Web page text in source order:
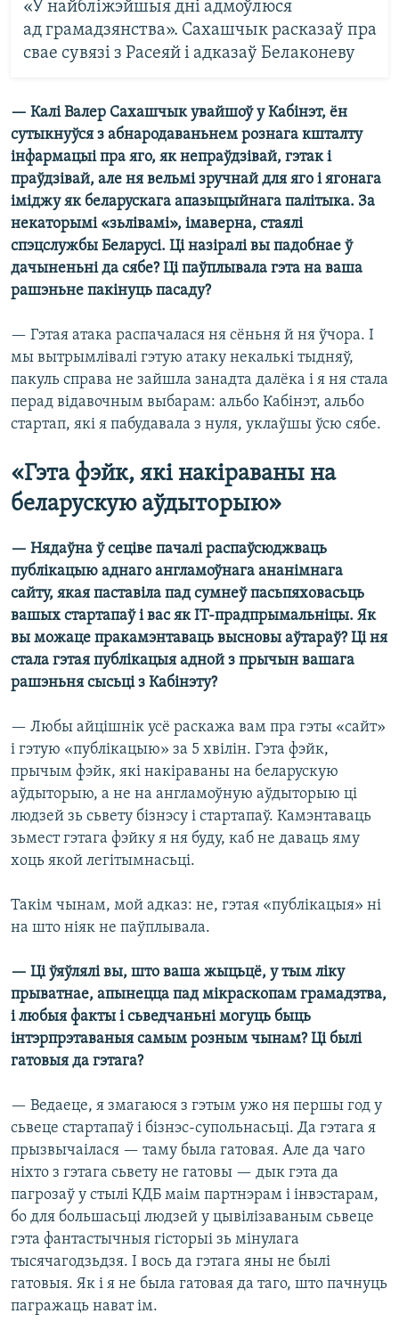
«У найбліжэйшыя дні адмоўлюся
ад грамадзянства». Сахашчык расказаў пра
свае сувязі з Расеяй і адказаў Белаконеву
— Калі Валер Сахашчык увайшоў у Кабінэт, ён
сутыкнуўся з абнародаваньнем рознага кшталту
інфармацыі пра яго, як непраўдзівай, гэтак і
праўдзівай, але ня вельмі зручнай для яго і ягонага
іміджу як беларускага апазыцыйнага палітыка. За
некаторымі «зьлівамі», імаверна, стаялі
спэцслужбы Беларусі. Ці назіралі вы падобнае ў
дачыненьні да сябе? Ці паўплывала гэта на ваша
рашэньне пакінуць пасаду?
— Гэтая атака распачалася ня сёньня й ня ўчора. І
мы вытрымлівалі гэтую атаку некалькі тыдняў,
пакуль справа не зайшла занадта далёка і я ня стала
перад відавочным выбарам: альбо Кабінэт, альбо
стартап, які я пабудавала з нуля, уклаўшы ўсю сябе.
«Гэта фэйк, які накіраваны на
беларускую аўдыторыю»
— Нядаўна ў сеціве пачалі распаўсюджваць
публікацыю аднаго англамоўнага ананімнага
сайту, якая паставіла пад сумнеў пасьпяховасьць
вашых стартапаў і вас як ІТ-прадпрымальніцы. Як
вы можаце пракамэнтаваць высновы аўтараў? Ці ня
стала гэтая публікацыя адной з прычын вашага
рашэньня сысьці з Кабінэту?
— Любы айцішнік усё раскажа вам пра гэты «сайт»
і гэтую «публікацыю» за 5 хвілін. Гэта фэйк,
прычым фэйк, які накіраваны на беларускую
аўдыторыю, а не на англамоўную аўдыторыю ці
людзей зь сьвету бізнэсу і стартапаў. Камэнтаваць
зьмест гэтага фэйку я ня буду, каб не даваць яму
хоць якой легітымнасьці.
Такім чынам, мой адказ: не, гэтая «публікацыя» ні
на што ніяк не паўплывала.
— Ці ўяўлялі вы, што ваша жыцьцё, у тым ліку
прыватнае, апынецца пад мікраскопам грамадзтва,
і любыя факты і сьведчаньні могуць быць
інтэрпрэтаваныя самым розным чынам? Ці былі
гатовыя да гэтага?
— Ведаеце, я змагаюся з гэтым ужо ня першы год у
сьвеце стартапаў і бізнэс-супольнасьці. Да гэтага я
прызвычаілася — таму была гатовая. Але да чаго
ніхто з гэтага сьвету не гатовы — дык гэта да
пагрозаў у стылі КДБ маім партнэрам і інвэстарам,
бо для большасьці людзей у цывілізаваным сьвеце
гэта фантастычныя гісторыі зь мінулага
тысячагодзьдзя. І вось да гэтага яны не былі
гатовыя. Як і я не была гатовая да таго, што пачнуць
пагражаць нават ім.